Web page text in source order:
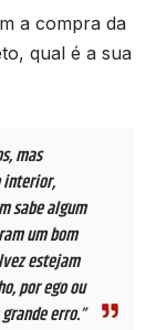
a compra da
qual é a sua
mas
interior,
sabe algum
um bom
estejam
por ego ou
erro.”